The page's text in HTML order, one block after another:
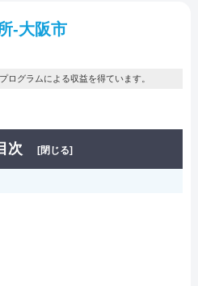
-大阪市
グラムによる収益を得ています。
次 [閉じる]